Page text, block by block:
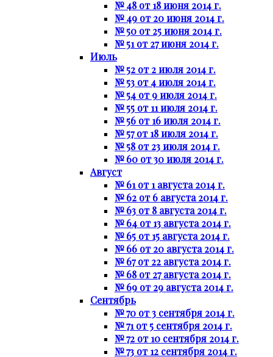
№ 48 от 18 июня 2014 г.
№ 49 от 20 июня 2014 г.
№ 50 от 25 июня 2014 г.
№ 51 от 27 июня 2014 г.
Июль
№ 52 от 2 июля 2014 г.
№ 53 от 4 июля 2014 г.
№ 54 от 9 июля 2014 г.
№ 55 от 11 июля 2014 г.
№ 56 от 16 июля 2014 г.
№ 57 от 18 июля 2014 г.
№ 58 от 23 июля 2014 г.
№ 60 от 30 июля 2014 г.
Август
№ 61 от 1 августа 2014 г.
№ 62 от 6 августа 2014 г.
№ 63 от 8 августа 2014 г.
№ 64 от 13 августа 2014 г.
№ 65 от 15 августа 2014 г.
№ 66 от 20 августа 2014 г.
№ 67 от 22 августа 2014 г.
№ 68 от 27 августа 2014 г.
№ 69 от 29 августа 2014 г.
Сентябрь
№ 70 от 3 сентября 2014 г.
№ 71 от 5 сентября 2014 г.
№ 72 от 10 сентября 2014 г.
№ 73 от 12 сентября 2014 г.